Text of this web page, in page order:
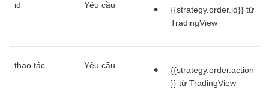
id Yêu cầu
{{strategy.order.id}} từ
TradingView
thao tác Yêu cầu
{{strategy.order.action
}} từ TradingView